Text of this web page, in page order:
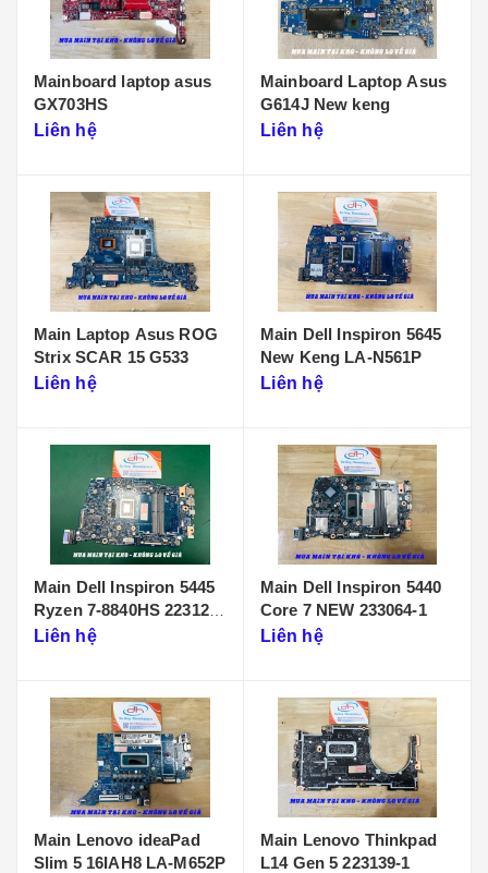
Mainboard laptop asus
GX703HS
Liên hệ
Mainboard Laptop Asus
G614J New keng
Liên hệ
Main Laptop Asus ROG
Strix SCAR 15 G533
Liên hệ
Main Dell Inspiron 5645
New Keng LA-N561P
Liên hệ
Main Dell Inspiron 5445
Ryzen 7-8840HS 223125-
1Liên hệ
Main Dell Inspiron 5440
Core 7 NEW 233064-1
Liên hệ
Main Lenovo ideaPad
Slim 5 16IAH8 LA-M652P
Main Lenovo Thinkpad
L14 Gen 5 223139-1